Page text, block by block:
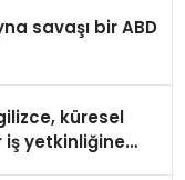
savaşı bir ABD
küresel
iş yetkinliğine